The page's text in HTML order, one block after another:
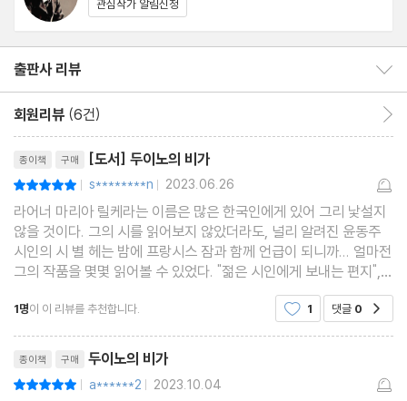
관심작가 알림신청
출판사 리뷰
회원리뷰 (6건)
종이책 구매 [도서] 두이노의 비가
| s********n | 2023.06.26
라어너 마리아 릴케라는 이름은 많은 한국인에게 있어 그리 낯설지
않을 것이다. 그의 시를 읽어보지 않았더라도, 널리 알려진 윤동주
시인의 시 별 헤는 밤에 프랑시스 잠과 함께 언급이 되니까... 얼마전
그의 작품을 몇몇 읽어볼 수 있었다. "젊은 시인에게 보내는 편지",
그림이 수록된 그림시집에서 시인의 인품을 편린이나마 느껴볼 수
있었는데, 그의 글을 통해 그라는 사람을 알
1명이 이 리뷰를 추천합니다. 1 댓글 0
종이책 구매 두이노의 비가
| a******2 | 2023.10.04